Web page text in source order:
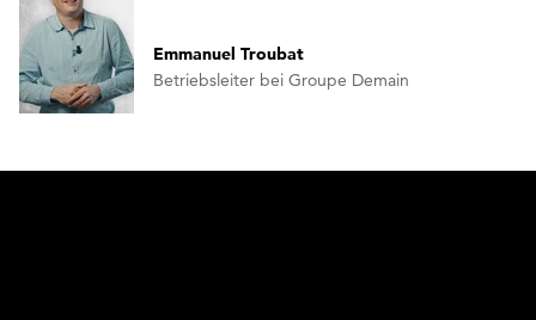
Emmanuel Troubat
Betriebsleiter bei Groupe Demain